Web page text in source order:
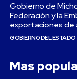
Gobierno de
Federación y la
exportaciones de
GOBIERNO DEL ESTADO
Mas